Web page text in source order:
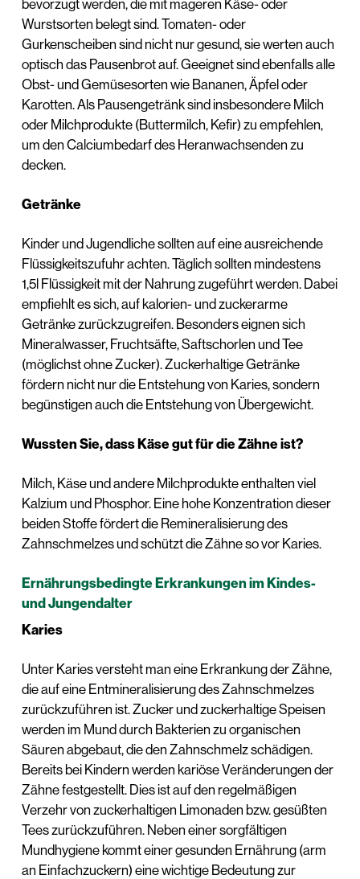
bevorzugt werden, die mit mageren Käse- oder
Wurstsorten belegt sind. Tomaten- oder
Gurkenscheiben sind nicht nur gesund, sie werten auch
optisch das Pausenbrot auf. Geeignet sind ebenfalls alle
Obst- und Gemüsesorten wie Bananen, Äpfel oder
Karotten. Als Pausengetränk sind insbesondere Milch
oder Milchprodukte (Buttermilch, Kefir) zu empfehlen,
um den Calciumbedarf des Heranwachsenden zu
decken.
Getränke
Kinder und Jugendliche sollten auf eine ausreichende
Flüssigkeitszufuhr achten. Täglich sollten mindestens
1,5l Flüssigkeit mit der Nahrung zugeführt werden. Dabei
empfiehlt es sich, auf kalorien- und zuckerarme
Getränke zurückzugreifen. Besonders eignen sich
Mineralwasser, Fruchtsäfte, Saftschorlen und Tee
(möglichst ohne Zucker). Zuckerhaltige Getränke
fördern nicht nur die Entstehung von Karies, sondern
begünstigen auch die Entstehung von Übergewicht.
Wussten Sie, dass Käse gut für die Zähne ist?
Milch, Käse und andere Milchprodukte enthalten viel
Kalzium und Phosphor. Eine hohe Konzentration dieser
beiden Stoffe fördert die Remineralisierung des
Zahnschmelzes und schützt die Zähne so vor Karies.
Ernährungsbedingte Erkrankungen im Kindes-
und Jungendalter
Karies
Unter Karies versteht man eine Erkrankung der Zähne,
die auf eine Entmineralisierung des Zahnschmelzes
zurückzuführen ist. Zucker und zuckerhaltige Speisen
werden im Mund durch Bakterien zu organischen
Säuren abgebaut, die den Zahnschmelz schädigen.
Bereits bei Kindern werden kariöse Veränderungen der
Zähne festgestellt. Dies ist auf den regelmäßigen
Verzehr von zuckerhaltigen Limonaden bzw. gesüßten
Tees zurückzuführen. Neben einer sorgfältigen
Mundhygiene kommt einer gesunden Ernährung (arm
an Einfachzuckern) eine wichtige Bedeutung zur